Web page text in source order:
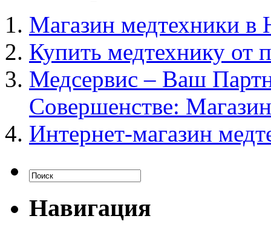
Магазин медтехники в
Купить медтехнику от
Медсервис – Ваш
Совершенстве:
Интернет-магазин
Навигация